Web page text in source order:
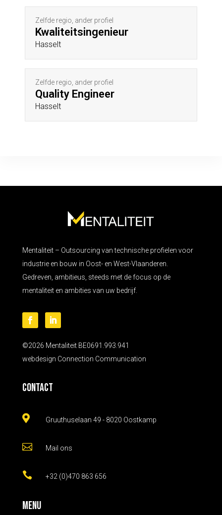
Zelfde regio, ander profiel
Kwaliteitsingenieur
Hasselt
Zelfde regio, ander profiel
Quality Engineer
Hasselt
Mentaliteit – Outsourcing van technische profielen voor
industrie en bouw in Oost- en West-Vlaanderen.
Gedreven, ambitieus, steeds met de focus op de
mentaliteit en ambities van uw bedrijf.
©2026 Mentaliteit BE0691.993.941
webdesign Connection Communication
Contact
 Gruuthuselaan 49 - 8020 Oostkamp
 Mail ons
 +32 (0)470 863 656
Menu